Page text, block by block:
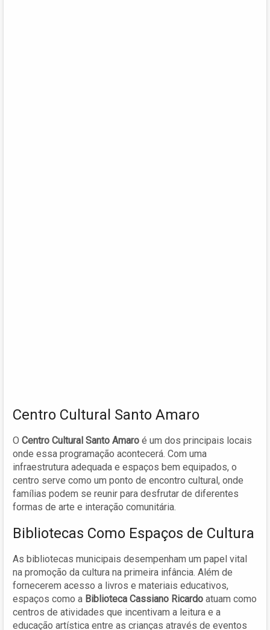
Centro Cultural Santo Amaro
O Centro Cultural Santo Amaro é um dos principais locais
onde essa programação acontecerá. Com uma
infraestrutura adequada e espaços bem equipados, o
centro serve como um ponto de encontro cultural, onde
famílias podem se reunir para desfrutar de diferentes
formas de arte e interação comunitária.
Bibliotecas Como Espaços de Cultura
As bibliotecas municipais desempenham um papel vital
na promoção da cultura na primeira infância. Além de
fornecerem acesso a livros e materiais educativos,
espaços como a Biblioteca Cassiano Ricardo atuam como
centros de atividades que incentivam a leitura e a
educação artística entre as crianças através de eventos